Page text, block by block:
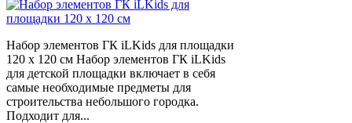
Набор элементов ГК iLKids для площадки
120 х 120 см Набор элементов ГК iLKids
для детской площадки включает в себя
самые необходимые предметы для
строительства небольшого городка.
Подходит для...